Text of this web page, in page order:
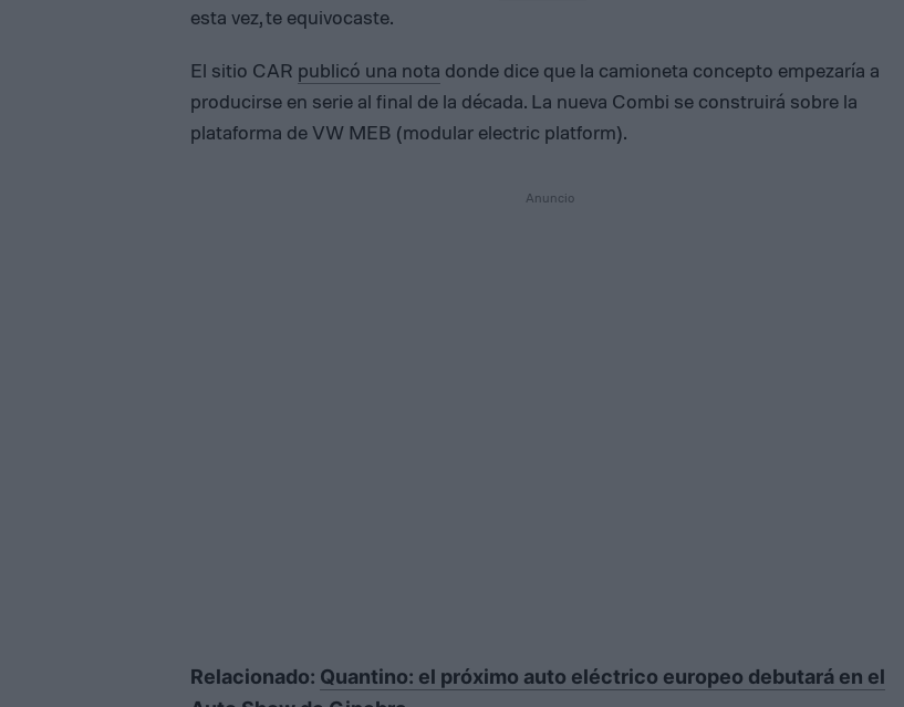
esta vez, te equivocaste.
El sitio CAR publicó una nota donde dice que la camioneta concepto empezaría a
producirse en serie al final de la década. La nueva Combi se construirá sobre la
plataforma de VW MEB (modular electric platform).
Relacionado: Quantino: el próximo auto eléctrico europeo debutará en el